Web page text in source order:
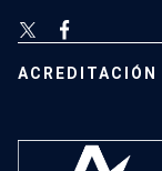
ACREDITACIÓN